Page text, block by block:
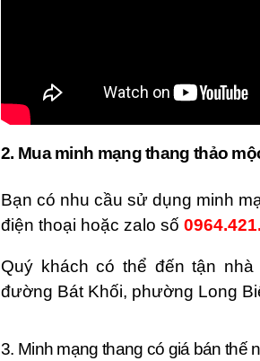
2. Mua minh mạng thang thảo
Bạn có nhu cầu sử dụng minh
điện thoại hoặc zalo số
Quý khách có thể đến tận
đường Bát Khối, phường Long
3. Minh mạng thang có giá bán thế